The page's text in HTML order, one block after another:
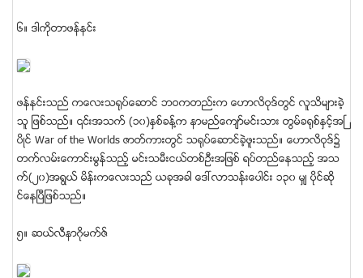
၆။ ဒါကိုတာဖန္နင္း
ဖန္နင္းသည္ ကေလးသ႐ုပ္ေဆာင္ ဘဝကတည္းက ေဟာလိဝုဒ္တြင္ လူသိမ်ားခဲ့
သူ ျဖစ္သည္။ ၎အသက္ (၁၀)ႏွစ္ခန္႔က နာမည္ေက်ာ္မင္းသား တြမ္ခ႐ုစ္ႏွင့္အၿ
ပိဳင္ War of the Worlds ဇာတ္ကားတြင္ သ႐ုပ္ေဆာင္ခဲ့ဖူးသည္။ ေဟာလိဝုဒ္၌
တက္လမ္းေကာင္းမြန္သည့္ မင္းသမီးငယ္တစ္ဦးအျဖစ္ ရပ္တည္ေနသည့္ အသ
က္(၂၀)အရြယ္ မိန္းကေလးသည္ ယခုအခါ ေဒၚလာသန္းေပါင္း ၁၃၀ မွ် ပိုင္ဆို
င္ေနၿပီျဖစ္သည္။
၅။ ဆယ္လီနာဂိုမက္ဇ္